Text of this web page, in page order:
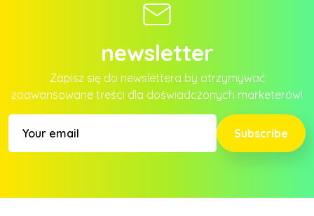
newsletter
Zapisz się do newslettera by otrzymywać
zaawansowane treści dla doświadczonych marketerów!
Subscribe